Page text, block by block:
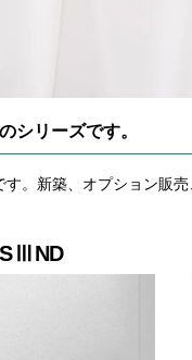
シリーズです。
。新築、オプション販